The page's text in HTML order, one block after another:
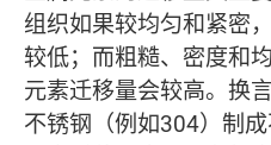
组织如果较均匀和紧密
较低；而粗糙、密度和
元素迁移量会较高。换
不锈钢（例如304）制